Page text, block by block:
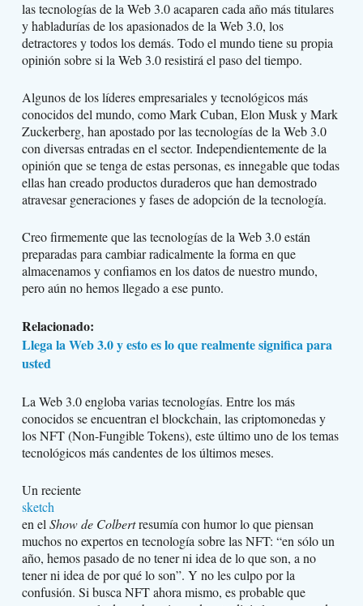
las tecnologías de la Web 3.0 acaparen cada año más titulares
y habladurías de los apasionados de la Web 3.0, los
detractores y todos los demás. Todo el mundo tiene su propia
opinión sobre si la Web 3.0 resistirá el paso del tiempo.
Algunos de los líderes empresariales y tecnológicos más
conocidos del mundo, como Mark Cuban, Elon Musk y Mark
Zuckerberg, han apostado por las tecnologías de la Web 3.0
con diversas entradas en el sector. Independientemente de la
opinión que se tenga de estas personas, es innegable que todas
ellas han creado productos duraderos que han demostrado
atravesar generaciones y fases de adopción de la tecnología.
Creo firmemente que las tecnologías de la Web 3.0 están
preparadas para cambiar radicalmente la forma en que
almacenamos y confiamos en los datos de nuestro mundo,
pero aún no hemos llegado a ese punto.
Relacionado:
Llega la Web 3.0 y esto es lo que realmente significa para
usted
La Web 3.0 engloba varias tecnologías. Entre los más
conocidos se encuentran el blockchain, las criptomonedas y
los NFT (Non-Fungible Tokens), este último uno de los temas
tecnológicos más candentes de los últimos meses.
Un reciente
sketch
en el Show de Colbertresumía con humor lo que piensan
muchos no expertos en tecnología sobre las NFT: “en sólo un
año, hemos pasado de no tener ni idea de lo que son, a no
tener ni idea de por qué lo son”. Y no les culpo por la
confusión. Si busca NFT ahora mismo, es probable que